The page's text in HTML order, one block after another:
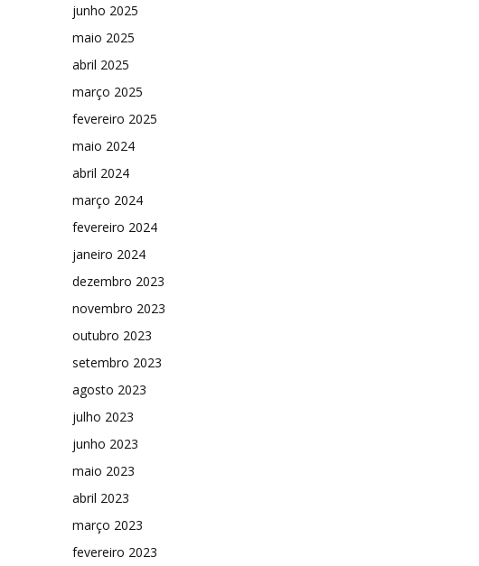
junho 2025
maio 2025
abril 2025
março 2025
fevereiro 2025
maio 2024
abril 2024
março 2024
fevereiro 2024
janeiro 2024
dezembro 2023
novembro 2023
outubro 2023
setembro 2023
agosto 2023
julho 2023
junho 2023
maio 2023
abril 2023
março 2023
fevereiro 2023